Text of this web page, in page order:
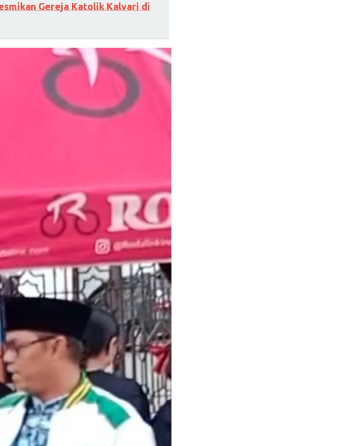
Gereja Katolik Kalvari di